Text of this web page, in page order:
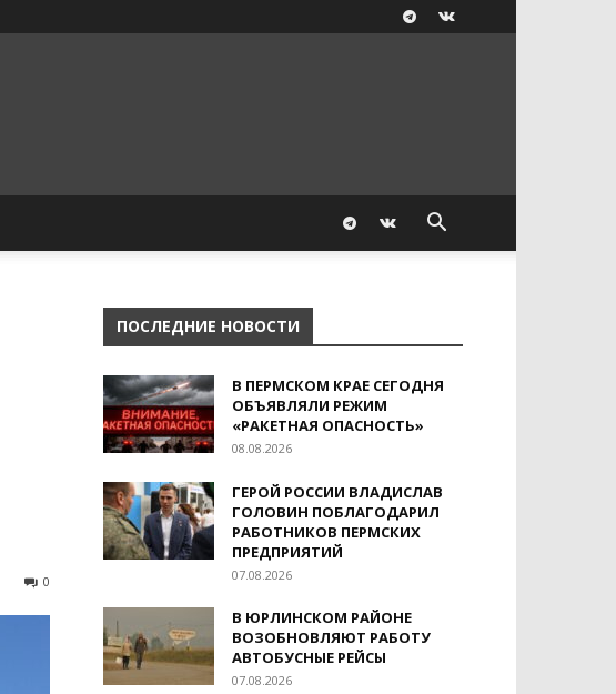
0
ПОСЛЕДНИЕ НОВОСТИ
В ПЕРМСКОМ КРАЕ СЕГОДНЯ
ОБЪЯВЛЯЛИ РЕЖИМ
«РАКЕТНАЯ ОПАСНОСТЬ»
08.08.2026
ГЕРОЙ РОССИИ ВЛАДИСЛАВ
ГОЛОВИН ПОБЛАГОДАРИЛ
РАБОТНИКОВ ПЕРМСКИХ
ПРЕДПРИЯТИЙ
07.08.2026
В ЮРЛИНСКОМ РАЙОНЕ
ВОЗОБНОВЛЯЮТ РАБОТУ
АВТОБУСНЫЕ РЕЙСЫ
07.08.2026